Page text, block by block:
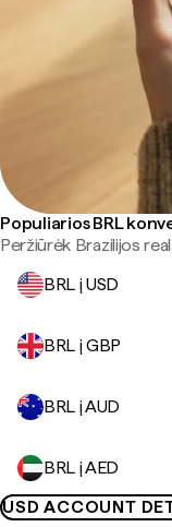
Populiarios BRL
Peržiūrėk Brazilijos
BRL į USD
BRL į GBP
BRL į AUD
BRL į AED
USD ACCOUNT